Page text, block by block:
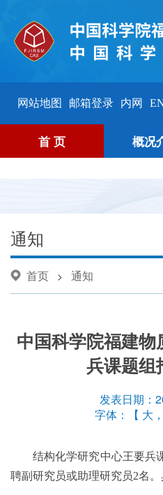
网站地图 邮箱登录 内网
首 页 概况
通知
首页 > 通知
中国科学院福建
兵课题组
发表日期：
字体：【 大 ，
结构化学研究中心王要兵
聘副研究员或助理研究员2名。